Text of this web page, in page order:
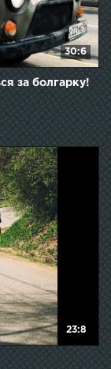
30:6
за болгарку!
23:8